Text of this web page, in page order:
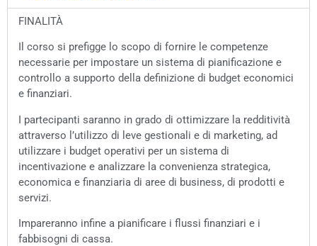
FINALITÀ
Il corso si prefigge lo scopo di fornire le competenze
necessarie per impostare un sistema di pianificazione e
controllo a supporto della definizione di budget economici
e finanziari.
I partecipanti saranno in grado di ottimizzare la redditività
attraverso l’utilizzo di leve gestionali e di marketing, ad
utilizzare i budget operativi per un sistema di
incentivazione e analizzare la convenienza strategica,
economica e finanziaria di aree di business, di prodotti e
servizi.
Impareranno infine a pianificare i flussi finanziari e i
fabbisogni di cassa.